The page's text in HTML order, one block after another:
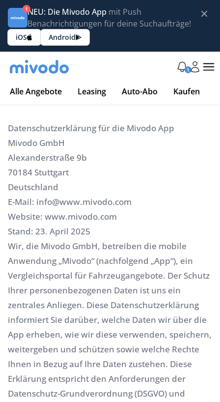
1NEU: Die Mivodo App mit Push
Benachrichtigungen für deine Suchaufträge!
iOS Android
1
Alle Angebote Leasing Auto-Abo Kaufen
Datenschutzerklärung für die Mivodo App
Mivodo GmbH
Alexanderstraße 9b
70184 Stuttgart
Deutschland
E-Mail: info@www.mivodo.com
Website: www.mivodo.com
Stand: 23. April 2025
Wir, die Mivodo GmbH, betreiben die mobile
Anwendung „Mivodo“ (nachfolgend „App“), ein
Vergleichsportal für Fahrzeugangebote. Der Schutz
Ihrer personenbezogenen Daten ist uns ein
zentrales Anliegen. Diese Datenschutzerklärung
informiert Sie darüber, welche Daten wir über die
App erheben, wie wir diese verwenden, speichern,
weitergeben und schützen sowie welche Rechte
Ihnen in Bezug auf Ihre Daten zustehen. Diese
Erklärung entspricht den Anforderungen der
Datenschutz-Grundverordnung (DSGVO) und